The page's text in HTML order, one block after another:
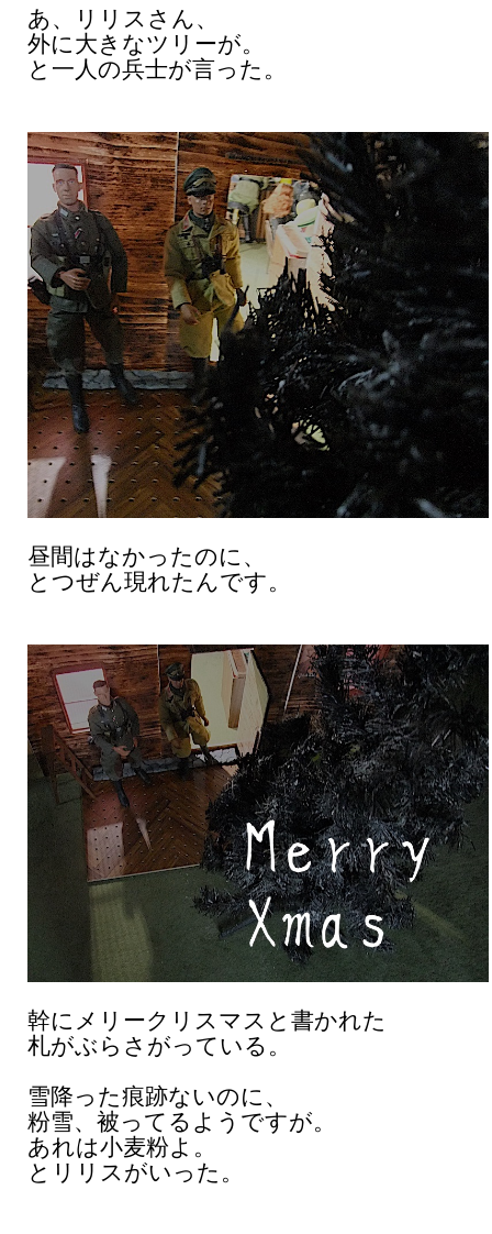
あ、リリスさん、
外に大きなツリーが。
と一人の兵士が言った。
昼間はなかったのに、
とつぜん現れたんです。
幹にメリークリスマスと書かれた
札がぶらさがっている。
雪降った痕跡ないのに、
粉雪、被ってるようですが。
あれは小麦粉よ。
とリリスがいった。